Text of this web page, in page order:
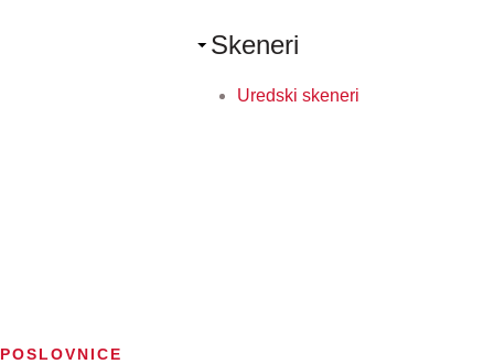
Skeneri
Uredski skeneri
POSLOVNICE